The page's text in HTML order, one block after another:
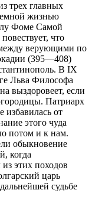
трех главных
жизнью
Фоме Самой
что
между верующими по
(395—408)
В IX
Льва Философа
выздоровеет, если
Патриарх
избавилась от
этого чуда
потом и к нам.
обыкновение
когда
этих походов
царь
судьбе